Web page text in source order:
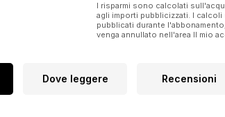
I risparmi sono calcolati
agli importi pubblicizzati. I
pubblicati durante
venga annullato nell'area Il mio
Dove leggere Recensioni